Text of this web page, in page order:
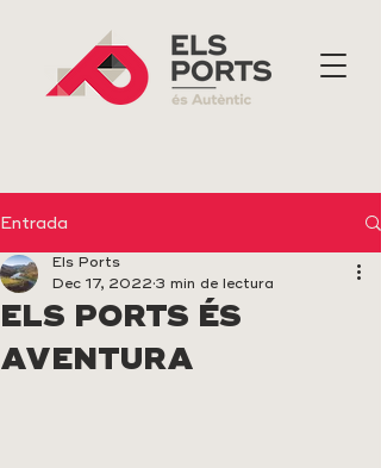
Entrada
ELS PORTS ÉS
AVENTURA
Els Ports
Dec 17, 2022 3 min de lectura